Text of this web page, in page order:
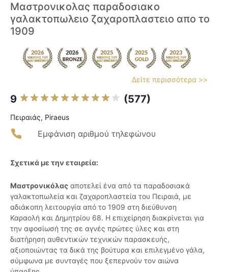
Μαστρονικολας παραδοσιακο
γαλακτοπωλειο ζαχαροπλαστειο απο το
1909
Δείτε περισσότερα >>
9 (577)
Πειραιάς, Piraeus
Εμφάνιση αριθμού τηλεφώνου
Σχετικά με την εταιρεία:
Μαστρονικόλας αποτελεί ένα από τα παραδοσιακά
γαλακτοπωλεία και ζαχαροπλαστεία του Πειραιά, με
αδιάκοπη λειτουργία από το 1909 στη διεύθυνση
Καραολή και Δημητρίου 68. Η επιχείρηση διακρίνεται για
την αφοσίωσή της σε αγνές πρώτες ύλες και στη
διατήρηση αυθεντικών τεχνικών παρασκευής,
αξιοποιώντας τα δικά της βούτυρα και επιλεγμένο γάλα,
σύμφωνα με συνταγές που ξεπερνούν τον αιώνα